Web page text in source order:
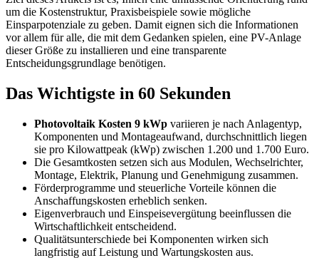
um die Kostenstruktur, Praxisbeispiele sowie mögliche
Einsparpotenziale zu geben. Damit eignen sich die Informationen
vor allem für alle, die mit dem Gedanken spielen, eine PV-Anlage
dieser Größe zu installieren und eine transparente
Entscheidungsgrundlage benötigen.
Das Wichtigste in 60 Sekunden
Photovoltaik Kosten 9 kWp variieren je nach Anlagentyp,
Komponenten und Montageaufwand, durchschnittlich liegen
sie pro Kilowattpeak (kWp) zwischen 1.200 und 1.700 Euro.
Die Gesamtkosten setzen sich aus Modulen, Wechselrichter,
Montage, Elektrik, Planung und Genehmigung zusammen.
Förderprogramme und steuerliche Vorteile können die
Anschaffungskosten erheblich senken.
Eigenverbrauch und Einspeisevergütung beeinflussen die
Wirtschaftlichkeit entscheidend.
Qualitätsunterschiede bei Komponenten wirken sich
langfristig auf Leistung und Wartungskosten aus.